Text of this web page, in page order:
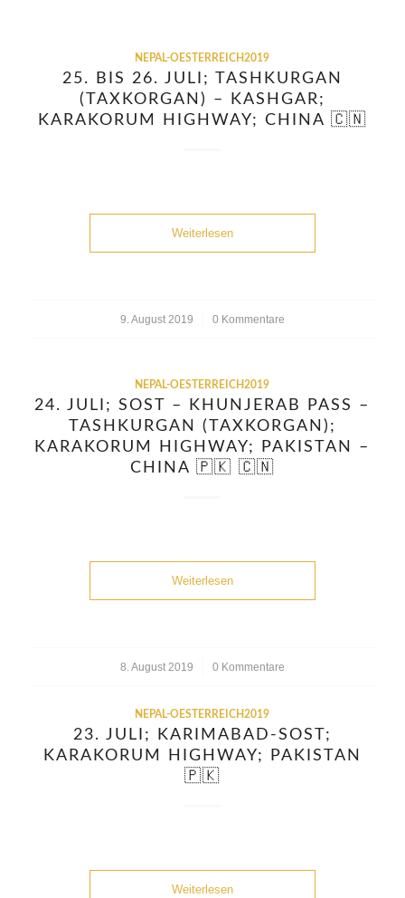
NEPAL-OESTERREICH2019
25. BIS 26. JULI; TASHKURGAN
(TAXKORGAN) – KASHGAR;
KARAKORUM HIGHWAY; CHINA 🇨🇳
Weiterlesen
9. August 2019
/ 0 Kommentare
NEPAL-OESTERREICH2019
24. JULI; SOST – KHUNJERAB PASS –
TASHKURGAN (TAXKORGAN);
KARAKORUM HIGHWAY; PAKISTAN –
CHINA 🇵🇰 🇨🇳
Weiterlesen
8. August 2019
/ 0 Kommentare
NEPAL-OESTERREICH2019
23. JULI; KARIMABAD-SOST;
KARAKORUM HIGHWAY; PAKISTAN
🇵🇰
Weiterlesen